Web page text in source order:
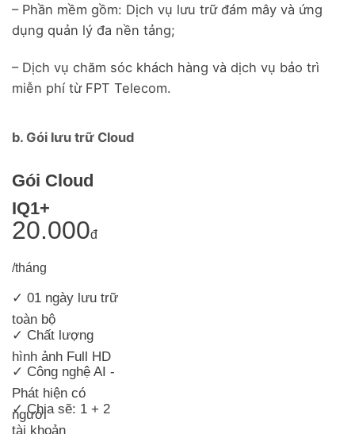
– Phần mềm gồm: Dịch vụ lưu trữ đám mây và ứng
dụng quản lý đa nền tảng;
– Dịch vụ chăm sóc khách hàng và dịch vụ bảo trì
miễn phí từ FPT Telecom.
b. Gói lưu trữ Cloud
Gói Cloud
IQ1+
20.000đ
/tháng
✓ 01 ngày lưu trữ
toàn bộ
✓ Chất lượng
hình ảnh Full HD
✓ Công nghệ AI -
Phát hiện có
người
✓ Chia sẽ: 1 + 2
tài khoản